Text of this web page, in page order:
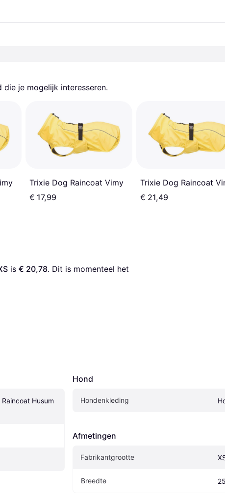
die je mogelijk interesseren.
Trixie Dog Raincoat Vimy
€ 17,99
Trixie Dog Raincoat
€ 21,49
is € 20,78. Dit is momenteel het
Husum
Hond
Hondenkleding
Afmetingen
Fabrikantgrootte
Breedte